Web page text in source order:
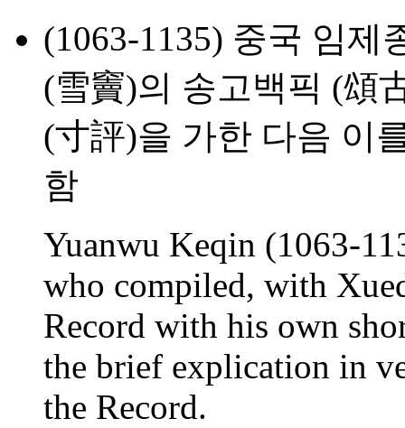
(1063-1135) 중국 임제
(雪竇)의 송고백픽 (頌
(寸評)을 가한 다음 이
함
Yuanwu Keqin (1063-
who compiled, with
Record with his own
the brief explication in
the Record.